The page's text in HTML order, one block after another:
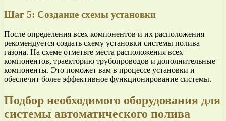
Шаг 5: Создание схемы установки
После определения всех компонентов и их расположения
рекомендуется создать схему установки системы полива
газона. На схеме отметьте места расположения всех
компонентов, траекторию трубопроводов и дополнительные
компоненты. Это поможет вам в процессе установки и
обеспечит более эффективное функционирование системы.
Подбор необходимого оборудования для
системы автоматического полива